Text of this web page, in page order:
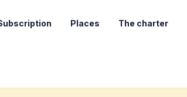
Places The charter